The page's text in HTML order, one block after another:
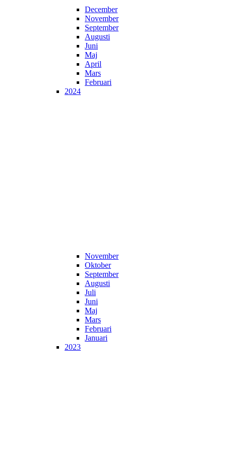
December
November
September
Augusti
Juni
Maj
April
Mars
Februari
2024
November
Oktober
September
Augusti
Juli
Juni
Maj
Mars
Februari
Januari
2023